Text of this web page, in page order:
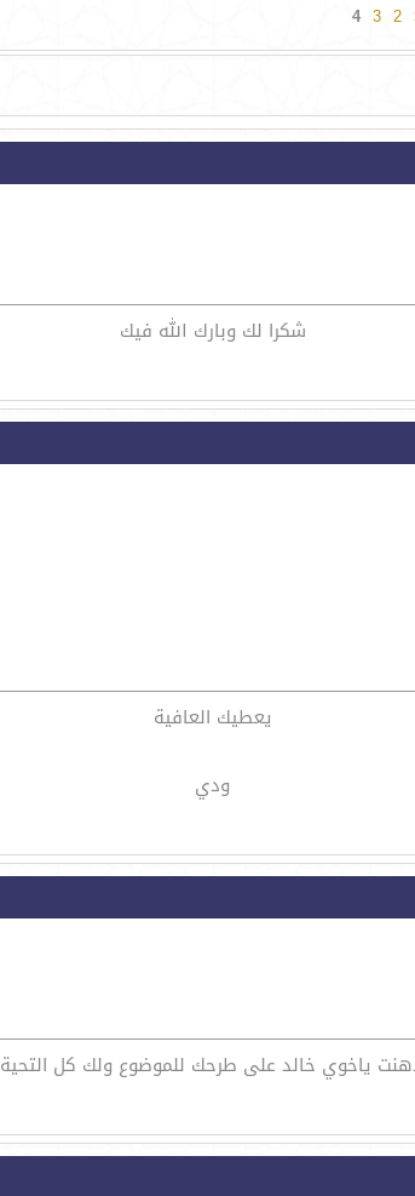
2
3
4
شكرا لك وبارك الله فيك
يعطيك العافية
ودي
ياخوي خالد على طرحك للموضوع ولك كل التحية